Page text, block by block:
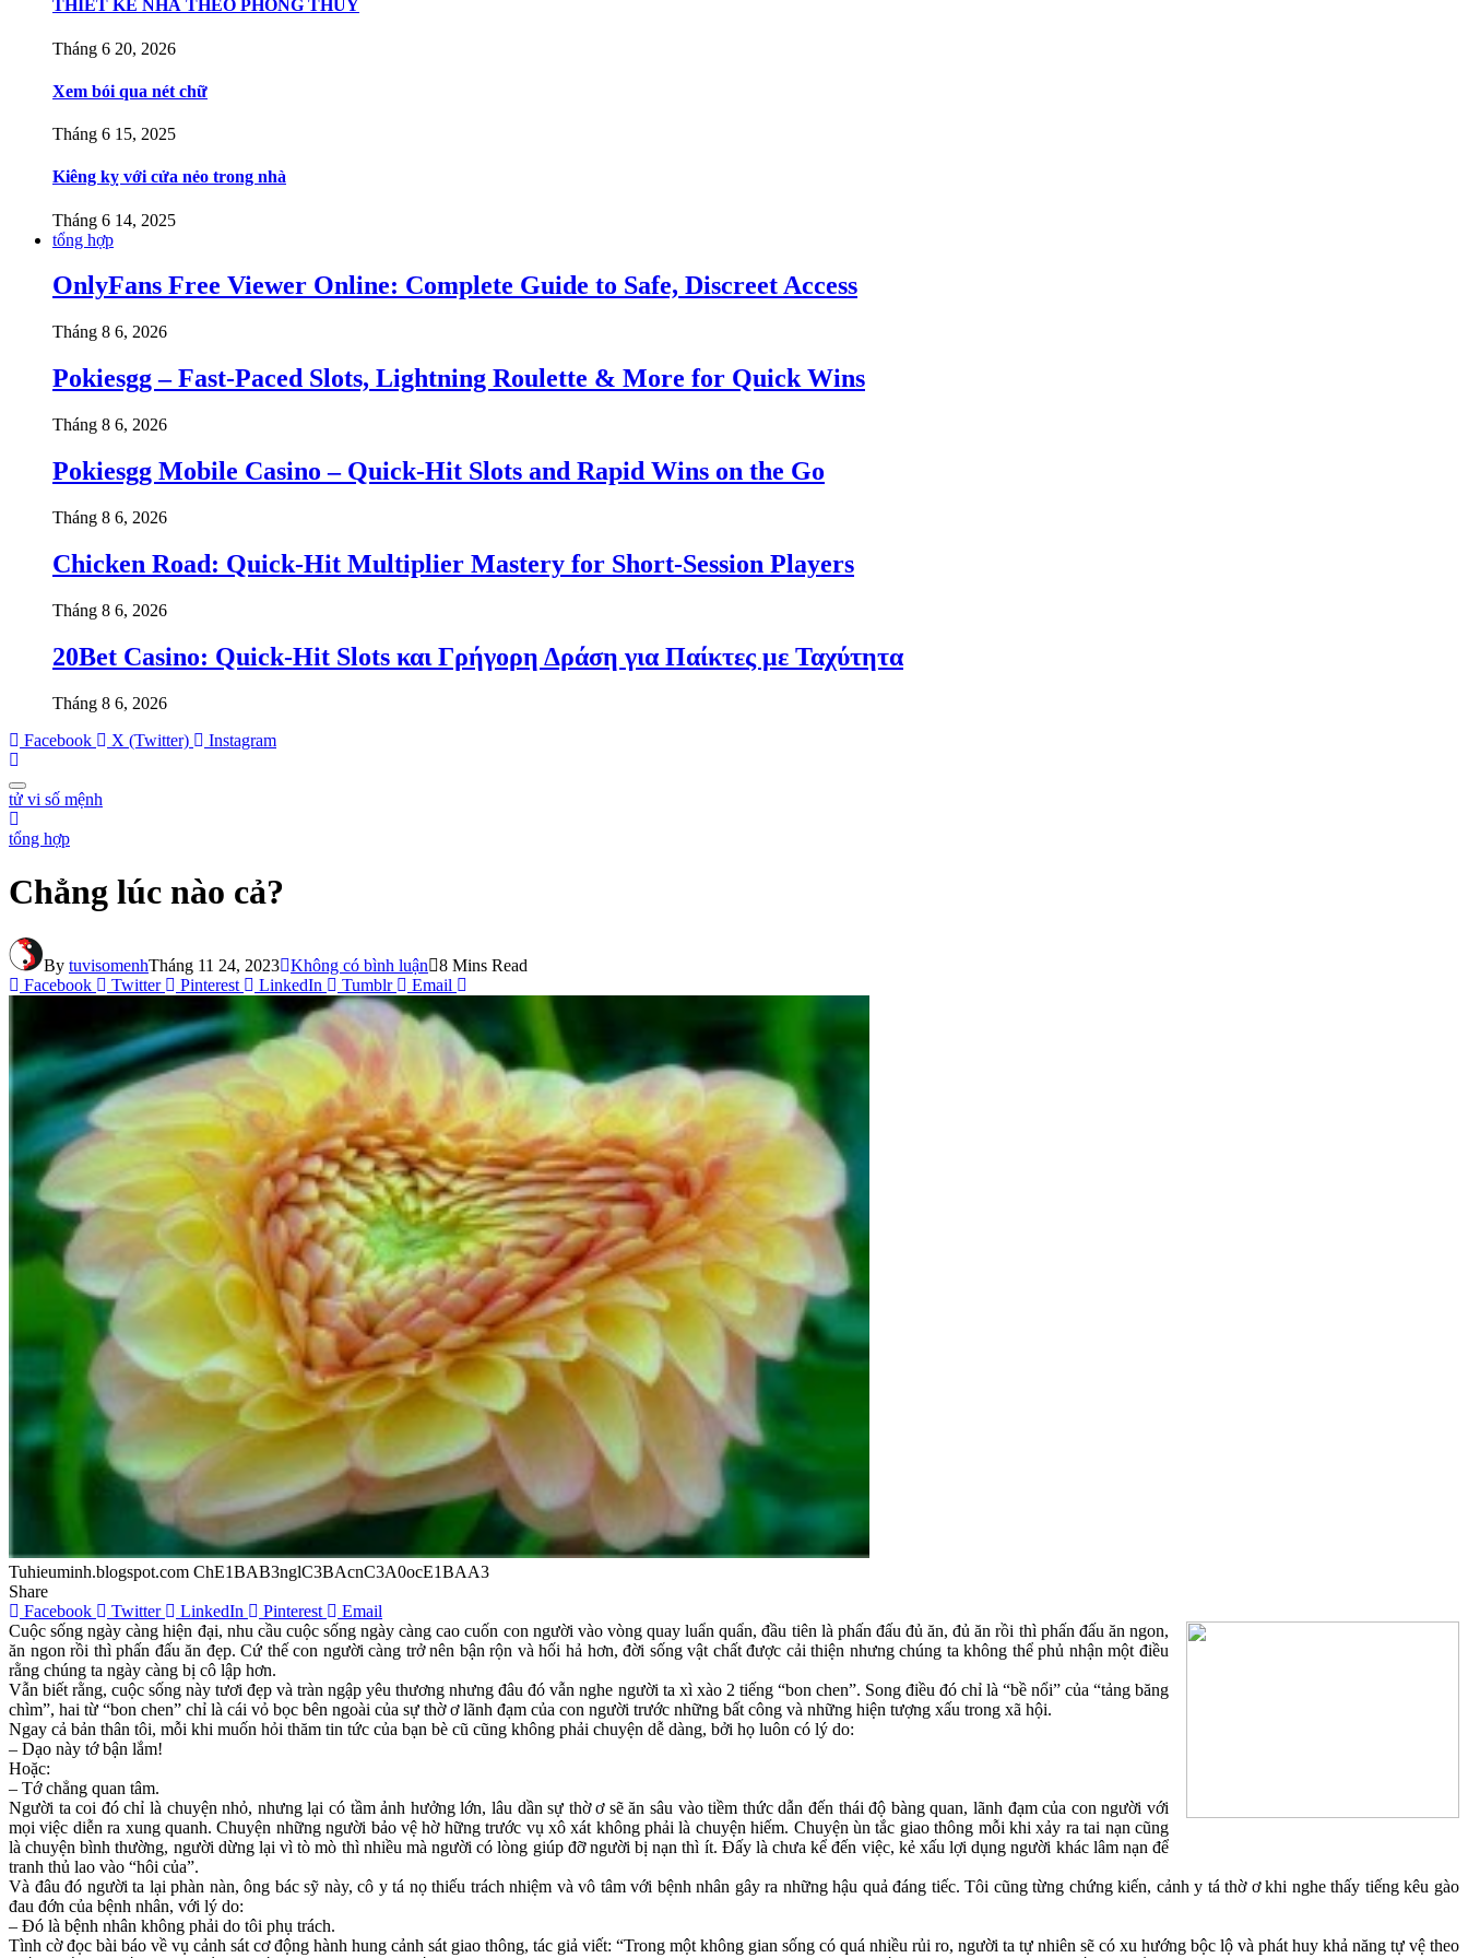
THIẾT KẾ NHÀ THEO PHONG THỦY
Tháng 6 20, 2026
Xem bói qua nét chữ
Tháng 6 15, 2025
Kiêng kỵ với cửa nẻo trong nhà
Tháng 6 14, 2025
tổng hợp
OnlyFans Free Viewer Online: Complete Guide to Safe, Discreet Access
Tháng 8 6, 2026
Pokiesgg – Fast‑Paced Slots, Lightning Roulette & More for Quick Wins
Tháng 8 6, 2026
Pokiesgg Mobile Casino – Quick‑Hit Slots and Rapid Wins on the Go
Tháng 8 6, 2026
Chicken Road: Quick‑Hit Multiplier Mastery for Short‑Session Players
Tháng 8 6, 2026
20Bet Casino: Quick‑Hit Slots και Γρήγορη Δράση για Παίκτες με Ταχύτητα
Tháng 8 6, 2026
Facebook
X (Twitter) Instagram
tử vi số mệnh
tổng hợp
Chẳng lúc nào cả?
By tuvisomenhTháng 11 24, 2023 Không có bình luận
8 Mins Read
Facebook
Twitter Pinterest LinkedIn Tumblr Email
Tuhieuminh.blogspot.com ChE1BAB3nglC3BAcnC3A0ocE1BAA3
Share
Facebook
Twitter LinkedIn Pinterest
Email
Cuộc sống ngày càng hiện đại, nhu cầu cuộc sống ngày càng cao cuốn con người vào vòng quay luẩn quẩn, đầu tiên là phấn đấu đủ ăn, đủ ăn rồi thì phấn đấu ăn ngon,
ăn ngon rồi thì phấn đấu ăn đẹp. Cứ thế con người càng trở nên bận rộn và hối hả hơn, đời sống vật chất được cải thiện nhưng chúng ta không thể phủ nhận một điều
rằng chúng ta ngày càng bị cô lập hơn.
Vẫn biết rằng, cuộc sống này tươi đẹp và tràn ngập yêu thương nhưng đâu đó vẫn nghe người ta xì xào 2 tiếng “bon chen”. Song điều đó chỉ là “bề nổi” của “tảng băng
chìm”, hai từ “bon chen” chỉ là cái vỏ bọc bên ngoài của sự thờ ơ lãnh đạm của con người trước những bất công và những hiện tượng xấu trong xã hội.
Ngay cả bản thân tôi, mỗi khi muốn hỏi thăm tin tức của bạn bè cũ cũng không phải chuyện dễ dàng, bởi họ luôn có lý do:
– Dạo này tớ bận lắm!
Hoặc:
– Tớ chẳng quan tâm.
Người ta coi đó chỉ là chuyện nhỏ, nhưng lại có tầm ảnh hưởng lớn, lâu dần sự thờ ơ sẽ ăn sâu vào tiềm thức dẫn đến thái độ bàng quan, lãnh đạm của con người với
mọi việc diễn ra xung quanh. Chuyện những người bảo vệ hờ hững trước vụ xô xát không phải là chuyện hiếm. Chuyện ùn tắc giao thông mỗi khi xảy ra tai nạn cũng
là chuyện bình thường, người dừng lại vì tò mò thì nhiều mà người có lòng giúp đỡ người bị nạn thì ít. Đấy là chưa kể đến việc, kẻ xấu lợi dụng người khác lâm nạn để
tranh thủ lao vào “hôi của”.
Và đâu đó người ta lại phàn nàn, ông bác sỹ này, cô y tá nọ thiếu trách nhiệm và vô tâm với bệnh nhân gây ra những hậu quả đáng tiếc. Tôi cũng từng chứng kiến, cảnh y tá thờ ơ khi nghe thấy tiếng kêu gào
đau đớn của bệnh nhân, với lý do:
– Đó là bệnh nhân không phải do tôi phụ trách.
Tình cờ đọc bài báo về vụ cảnh sát cơ động hành hung cảnh sát giao thông, tác giả viết: “Trong một không gian sống có quá nhiều rủi ro, người ta tự nhiên sẽ có xu hướng bộc lộ và phát huy khả năng tự vệ theo